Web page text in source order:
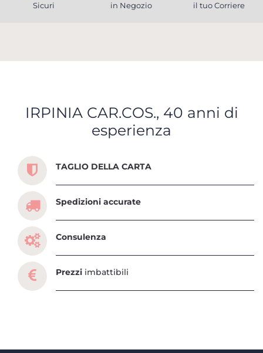
Sicuri
in Negozio
il tuo Corriere
IRPINIA CAR.COS., 40 anni di
esperienza
Scopri tutti i servizi che ti abbiamo dedicato
TAGLIO DELLA CARTA
Spedizioni accurate
Consulenza
Prezzi imbattibili